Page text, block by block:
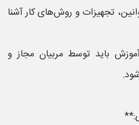
تجهیزات و روش‌های کار آشنا
باید توسط مربیان مجاز و